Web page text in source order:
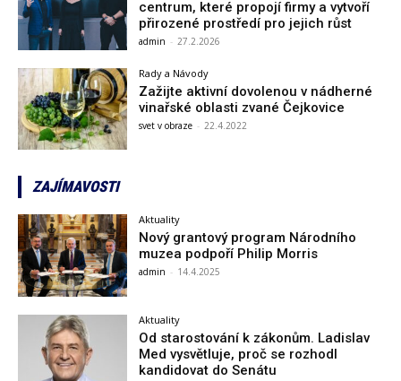
centrum, které propojí firmy a vytvoří
přirozené prostředí pro jejich růst
admin - 27.2.2026
Rady a Návody
Zažijte aktivní dovolenou v nádherné
vinařské oblasti zvané Čejkovice
svet v obraze - 22.4.2022
ZAJÍMAVOSTI
Aktuality
Nový grantový program Národního
muzea podpoří Philip Morris
admin - 14.4.2025
Aktuality
Od starostování k zákonům. Ladislav
Med vysvětluje, proč se rozhodl
kandidovat do Senátu